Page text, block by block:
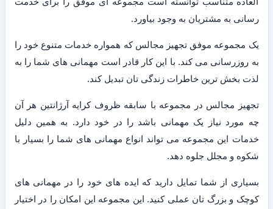
رسانی به مشتریان به وجود بیاورد.
یک مجموعه موفق تجهیز مجالس که همواره خدمات متنوع خود را
به روزرسانی می کند. با این کار قادر است مهمانی های شما را به
لذت بخش ترین خاطرات زندگی تان تبدیل کند.
تجهیز مجالس در مجموعه با سابقه ظروف کرایه آرژانتین هر آن
چه مورد نیاز یک مهمانی باشد را در خود دارد. به همین دلیل
خدمات این مجموعه می تواند انواع مهمانی های شما را بسیار با
شکوه و مجلل جلوه دهد.
بسیاری از شما تمایل دارید که ایده های خود را در مهمانی های
کوچک و بزرگ تان عملی کنید. این مجموعه این امکان را در اختیار